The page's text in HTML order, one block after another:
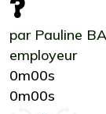
par Pauline
employeur
0m00s
0m00s